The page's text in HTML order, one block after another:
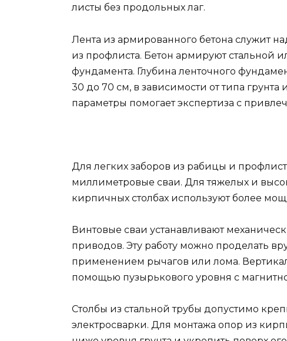
листы без продольных лаг.
Лента из армированного бетона служит
из профлиста. Бетон армируют стальной
фундамента. Глубина ленточного
30 до 70 см, в зависимости от типа
параметры помогает экспертиза с
Для легких заборов из рабицы и
миллиметровые сваи. Для тяжелых и
кирпичных столбах используют более
Винтовые сваи устанавливают
приводов. Эту работу можно проделать
применением рычагов или лома.
помощью пузырькового уровня с
Столбы из стальной трубы допустимо
электросварки. Для монтажа опор из